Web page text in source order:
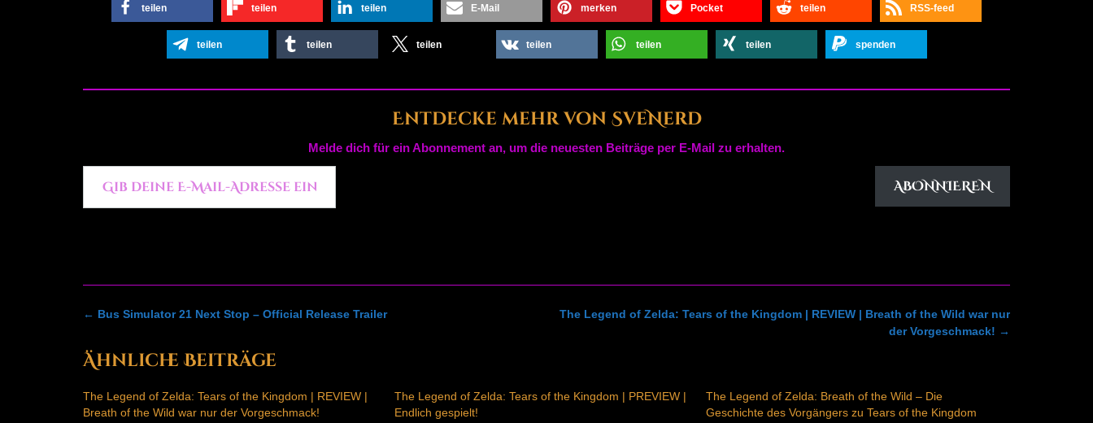
teilen teilen teilen E-Mail merken Pocket teilen RSS-feed
teilen teilen teilen teilen teilen teilen spenden
Entdecke mehr von SveNerd
Melde dich für ein Abonnement an, um die neuesten Beiträge per E-Mail zu erhalten.
Gib deine E-Mail-Adresse ein ...
ABONNIEREN
Post
The Legend of Zelda: Tears of the Kingdom | REVIEW | Breath of the Wild war nur
der Vorgeschmack! →
← Bus Simulator 21 Next Stop – Official Release Trailer
Ähnliche Beiträge
The Legend of Zelda: Tears of the Kingdom | REVIEW |
Breath of the Wild war nur der Vorgeschmack!
The Legend of Zelda: Tears of the Kingdom | PREVIEW |
Endlich gespielt!
The Legend of Zelda: Breath of the Wild – Die
Geschichte des Vorgängers zu Tears of the Kingdom